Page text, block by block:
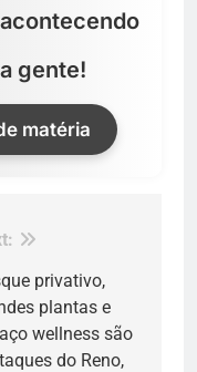
gente!
matéria
privativo,
plantas e
wellness são
do Reno,